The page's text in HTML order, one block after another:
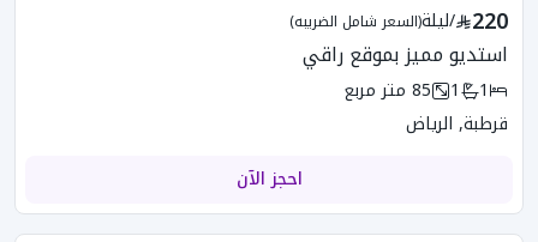
220
/ليلة(السعر شامل الضريبه)
استديو مميز بموقع راقي
1
1
85 متر مربع
قرطبة, الرياض
احجز الآن